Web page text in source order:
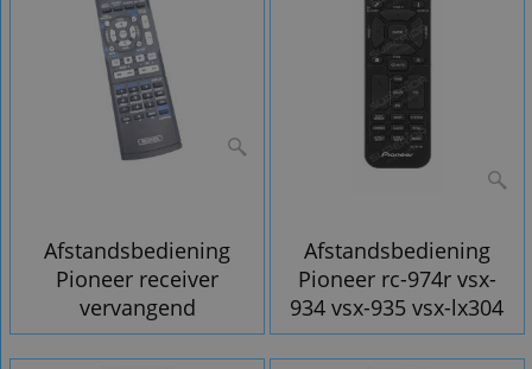
Afstandsbediening
Pioneer receiver
vervangend
Afstandsbediening
Pioneer rc-974r vsx-
934 vsx-935 vsx-lx304